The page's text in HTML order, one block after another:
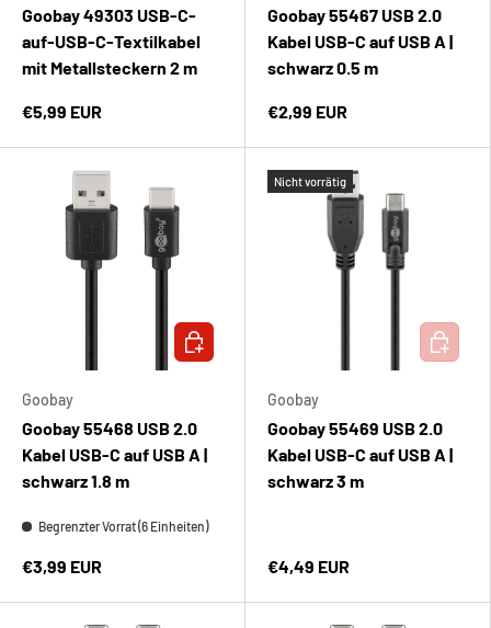
Goobay 49303 USB-C-
auf-USB-C-Textilkabel
mit Metallsteckern 2 m
€5,99 EUR
Goobay 55467 USB 2.0
Kabel USB-C auf USB A |
schwarz 0.5 m
€2,99 EUR
Goobay
Goobay 55468 USB 2.0
Kabel USB-C auf USB A |
schwarz 1.8 m
Begrenzter Vorrat (6 Einheiten)
€3,99 EUR
IN DEN WARENKORB
Nicht vorrätig
Goobay
Goobay 55469 USB 2.0
Kabel USB-C auf USB A |
schwarz 3 m
€4,49 EUR
IN DEN